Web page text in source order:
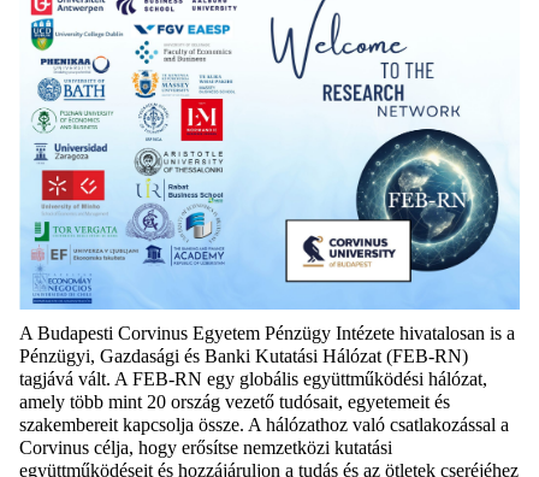
A Budapesti Corvinus Egyetem Pénzügy Intézete hivatalosan is a
Pénzügyi, Gazdasági és Banki Kutatási Hálózat (FEB-RN)
tagjává vált. A FEB-RN egy globális együttműködési hálózat,
amely több mint 20 ország vezető tudósait, egyetemeit és
szakembereit kapcsolja össze. A hálózathoz való csatlakozással a
Corvinus célja, hogy erősítse nemzetközi kutatási
együttműködéseit és hozzájáruljon a tudás és az ötletek cseréjéhez